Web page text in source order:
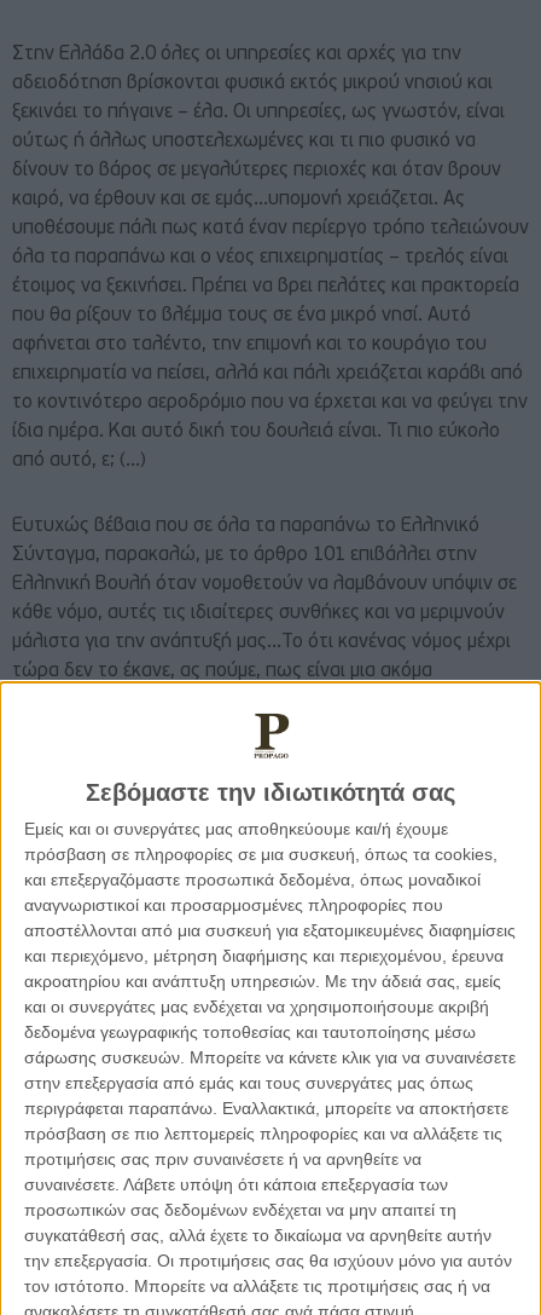
Σεβόμαστε την ιδιωτικότητά σας
Εμείς και οι συνεργάτες μας αποθηκεύουμε και/ή έχουμε
πρόσβαση σε πληροφορίες σε μια συσκευή, όπως τα cookies,
και επεξεργαζόμαστε προσωπικά δεδομένα, όπως μοναδικοί
αναγνωριστικοί και προσαρμοσμένες πληροφορίες που
αποστέλλονται από μια συσκευή για εξατομικευμένες διαφημίσεις
και περιεχόμενο, μέτρηση διαφήμισης και περιεχομένου, έρευνα
ακροατηρίου και ανάπτυξη υπηρεσιών. Με την άδειά σας, εμείς
και οι συνεργάτες μας ενδέχεται να χρησιμοποιήσουμε ακριβή
δεδομένα γεωγραφικής τοποθεσίας και ταυτοποίησης μέσω
σάρωσης συσκευών. Μπορείτε να κάνετε κλικ για να συναινέσετε
στην επεξεργασία από εμάς και τους συνεργάτες μας όπως
περιγράφεται παραπάνω. Εναλλακτικά, μπορείτε να αποκτήσετε
πρόσβαση σε πιο λεπτομερείς πληροφορίες και να αλλάξετε τις
προτιμήσεις σας πριν συναινέσετε ή να αρνηθείτε να
συναινέσετε. Λάβετε υπόψη ότι κάποια επεξεργασία των
προσωπικών σας δεδομένων ενδέχεται να μην απαιτεί τη
συγκατάθεσή σας, αλλά έχετε το δικαίωμα να αρνηθείτε αυτήν
την επεξεργασία. Οι προτιμήσεις σας θα ισχύουν μόνο για αυτόν
τον ιστότοπο. Μπορείτε να αλλάξετε τις προτιμήσεις σας ή να
Στην Ελλάδα 2.0 όλες οι υπηρεσίες και αρχές για την
αδειοδότηση βρίσκονται φυσικά εκτός μικρού νησιού και
ξεκινάει το πήγαινε – έλα. Οι υπηρεσίες, ως γνωστόν, είναι
ούτως ή άλλως υποστελεχωμένες και τι πιο φυσικό να
δίνουν το βάρος σε μεγαλύτερες περιοχές και όταν βρουν
καιρό, να έρθουν και σε εμάς…υπομονή χρειάζεται. Ας
υποθέσουμε πάλι πως κατά έναν περίεργο τρόπο τελειώνουν
όλα τα παραπάνω και ο νέος επιχειρηματίας – τρελός είναι
έτοιμος να ξεκινήσει. Πρέπει να βρει πελάτες και πρακτορεία
που θα ρίξουν το βλέμμα τους σε ένα μικρό νησί. Αυτό
αφήνεται στο ταλέντο, την επιμονή και το κουράγιο του
επιχειρηματία να πείσει, αλλά και πάλι χρειάζεται καράβι από
το κοντινότερο αεροδρόμιο που να έρχεται και να φεύγει την
ίδια ημέρα. Και αυτό δική του δουλειά είναι. Τι πιο εύκολο
από αυτό, ε; (…)
Ευτυχώς βέβαια που σε όλα τα παραπάνω το Ελληνικό
Σύνταγμα, παρακαλώ, με το άρθρο 101 επιβάλλει στην
Ελληνική Βουλή όταν νομοθετούν να λαμβάνουν υπόψιν σε
κάθε νόμο, αυτές τις ιδιαίτερες συνθήκες και να μεριμνούν
μάλιστα για την ανάπτυξή μας…Το ότι κανένας νόμος μέχρι
τώρα δεν το έκανε, ας πούμε, πως είναι μια ακόμα
νησιωτικότητας, αλλά δεν την εφάρμοσαν ποτέ, α ναι,
νομοθέτησαν και το μεταφορικό ισοδύναμο, που μόνο
ισοδύναμο δεν είναι και τελευταία πλήρωσαν πριν δύο
αισθανόμαστε ίσοι έχουμε τους ίδιους φορολογικούς
συντελεστές και το ίδιο ΦΠΑ.
Όλα τα παραπάνω είναι τα ελάχιστα που μπορώ να σας
περιγράψω και σταματώ για να μην κουράσω, αλλά αυτή
είναι η πραγματικότητα που βιώνουν οι επιχειρηματίες στα
μικρά νησιά, και για να προλάβω, ίσως κάποιοι βρουν
ομοιότητες ή ίδια προβλήματα και σε μεγαλύτερα μέρη αλλά
είναι ανάγκη να γίνει κατανοητό πως οι επιπτώσεις αυτού
που κάποιοι ονομάζουν ελληνική πραγματικότητα σε εμάς
είναι πολλαπλάσιες.
Βέβαια δεν έχουμε παράπονο, εκτός από το ίδιο φορολογικό
καθεστώς, ως ισότητα και ισονομία από τις κυβερνήσεις μας,
δεκαετίες τώρα, θεωρείται πως πρέπει να νομοθετούν με
αυτό που εμείς λέμε οριζόντιες πολιτικές, δηλαδή